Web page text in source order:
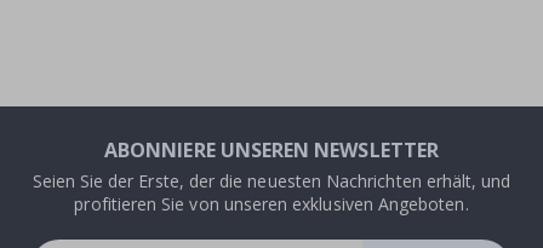
ABONNIERE UNSEREN NEWSLETTER
Seien Sie der Erste, der die neuesten Nachrichten erhält, und
profitieren Sie von unseren exklusiven Angeboten.